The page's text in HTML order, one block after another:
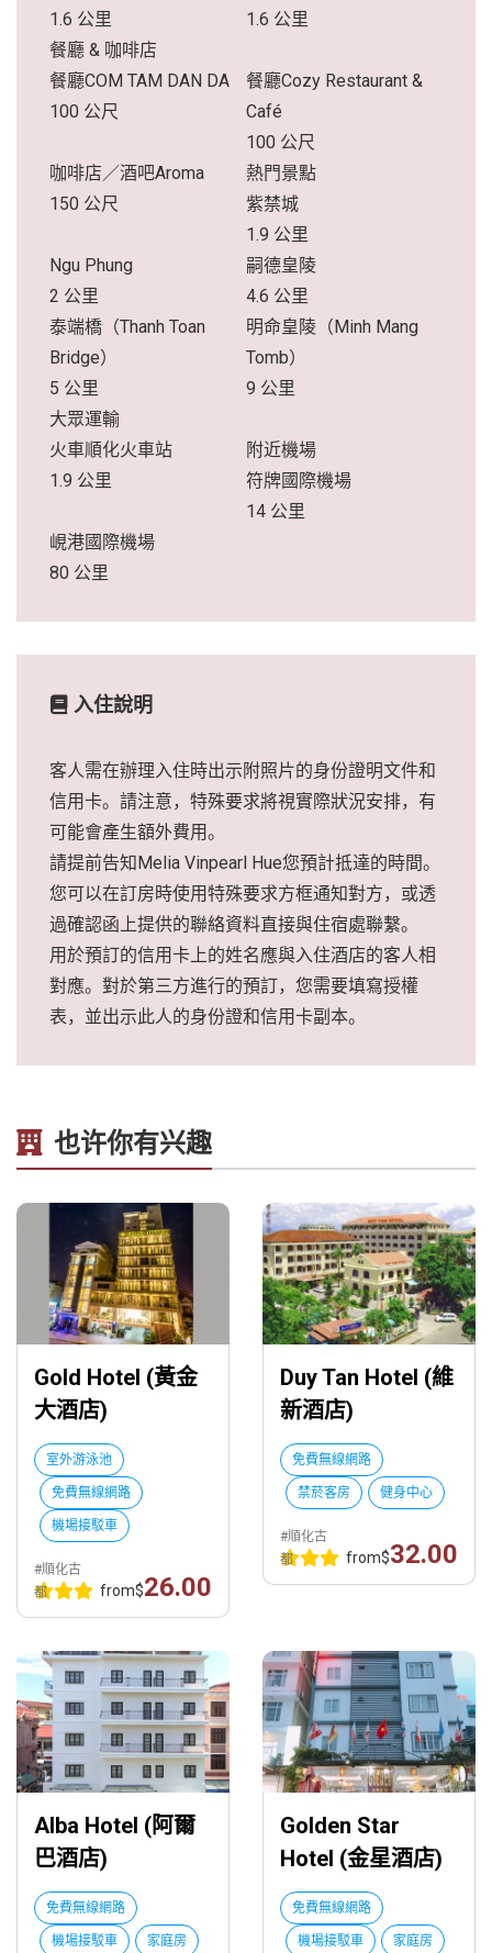
1.6 公里
1.6 公里
餐廳 & 咖啡店
餐廳COM TAM DAN DA
100 公尺
餐廳Cozy Restaurant &
Café
100 公尺
咖啡店／酒吧Aroma
150 公尺
熱門景點
紫禁城
1.9 公里
Ngu Phung
2 公里
嗣德皇陵
4.6 公里
泰端橋（Thanh Toan
Bridge）
5 公里
明命皇陵（Minh Mang
Tomb）
9 公里
大眾運輸
火車順化火車站
1.9 公里
附近機場
符牌國際機場
14 公里
峴港國際機場
80 公里
入住說明
客人需在辦理入住時出示附照片的身份證明文件和
信用卡。請注意，特殊要求將視實際狀況安排，有
可能會產生額外費用。
請提前告知Melia Vinpearl Hue您預計抵達的時間。
您可以在訂房時使用特殊要求方框通知對方，或透
過確認函上提供的聯絡資料直接與住宿處聯繫。
用於預訂的信用卡上的姓名應與入住酒店的客人相
對應。對於第三方進行的預訂，您需要填寫授權
表，並出示此人的身份證和信用卡副本。
也许你有兴趣
Gold Hotel (黃金
大酒店)
室外游泳池
免費無線網路
機場接駁車
#順化古
都
from$26.00
Duy Tan Hotel (維
新酒店)
免費無線網路
禁菸客房 健身中心
#順化古
都
from$32.00
Alba Hotel (阿爾
巴酒店)
免費無線網路
機場接駁車 家庭房
Golden Star
Hotel (金星酒店)
免費無線網路
機場接駁車 家庭房